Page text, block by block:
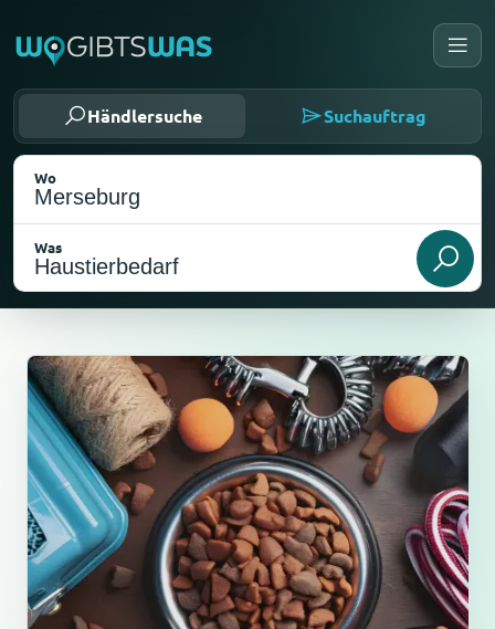
Händlersuche Suchauftrag
Wo
Was
Als meinen Standort wählen